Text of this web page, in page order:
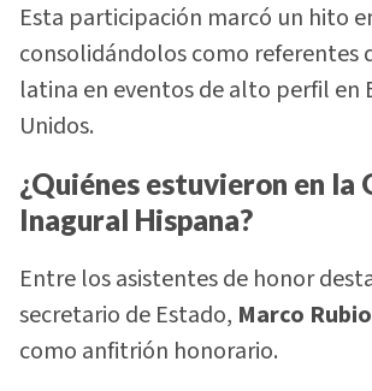
Esta participación marcó un hito
consolidándolos como referentes
latina en eventos de alto perfil en
Unidos.
¿Quiénes estuvieron en la
Inagural Hispana?
Entre los asistentes de honor
secretario de Estado, Marco Rubio
como anfitrión honorario.